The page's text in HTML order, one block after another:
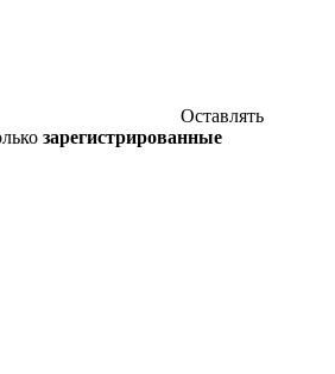
Оставлять
зарегистрированные